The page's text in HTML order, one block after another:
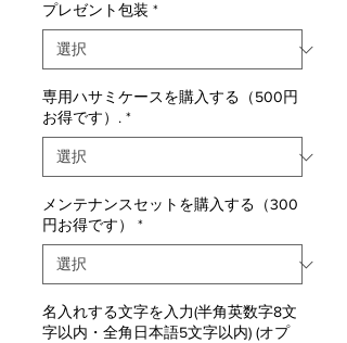
プレゼント包装 *
専用ハサミケースを購入する（500円
お得です）. *
メンテナンスセットを購入する（300
円お得です）
*
名入れする文字を入力(半角英数字8文
字以内・全角日本語5文字以内) (オプ